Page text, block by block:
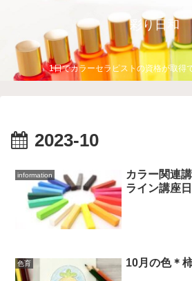
彩り日和
1日でカラーセラピストの資格が取得
2023-10
information
カラー関連
ライン講座
色育 10月の色＊